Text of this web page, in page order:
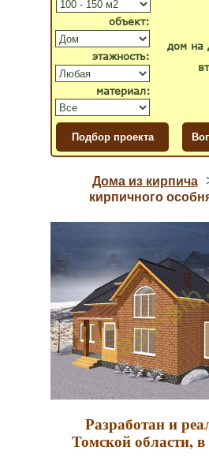
дом на
объект:
материал:
этажность:
Дома из кирпича
кирпичного
Разработан и
Томской области, в